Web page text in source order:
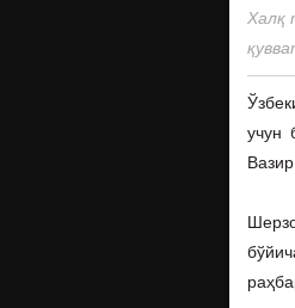
Халқ
учун